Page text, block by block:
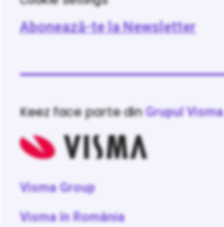
Abonează-te la Newsletter
Keez face parte dinGrupul Visma
Visma Group
Visma în România